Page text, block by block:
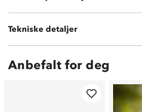
Tekniske detaljer
Vekt:216 gram
Anbefalt for deg